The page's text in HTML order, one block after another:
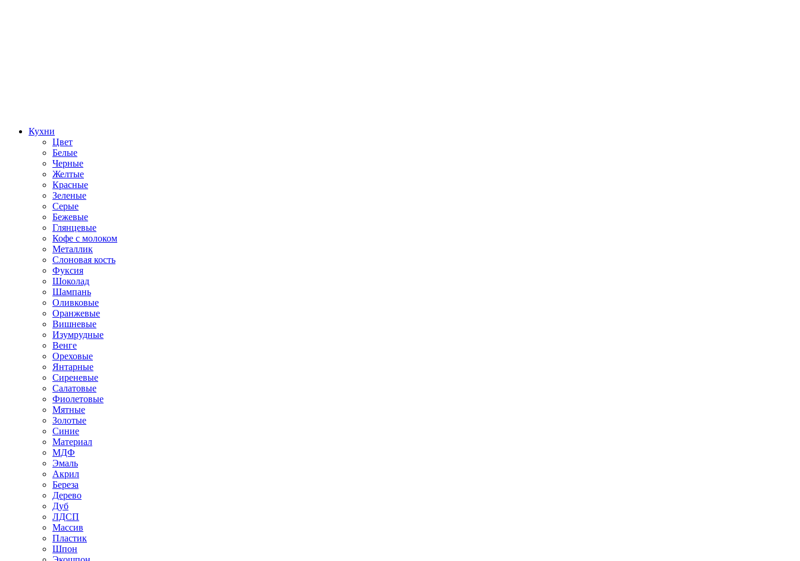
Кухни
Цвет
Белые
Черные
Желтые
Красные
Зеленые
Серые
Бежевые
Глянцевые
Кофе с молоком
Металлик
Слоновая кость
Фуксия
Шоколад
Шампань
Оливковые
Оранжевые
Вишневые
Изумрудные
Венге
Ореховые
Янтарные
Сиреневые
Салатовые
Фиолетовые
Мятные
Золотые
Синие
Материал
МДФ
Эмаль
Акрил
Береза
Дерево
Дуб
ЛДСП
Массив
Пластик
Шпон